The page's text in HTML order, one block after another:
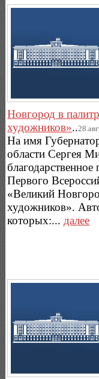
Новгород в
художников»..
На имя
области Сергея
Первого
«Великий
художников».
которых:... далее